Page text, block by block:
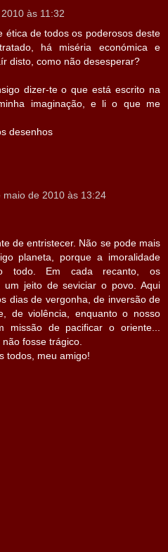
às 11:32
ética de todos os poderosos deste
há miséria económica e
disto, como não desesperar?
dizer-te o que está escrito na
imaginação, e li o que me
desenhos
maio de 2010 às 13:24
de entristecer. Não se pode mais
planeta, porque a imoralidade
todo. Em cada recanto, os
um jeito de seviciar o povo. Aqui
dias de vergonha, de inversão de
de violência, enquanto o nosso
de pacificar o oriente...
fosse trágico.
todos, meu amigo!